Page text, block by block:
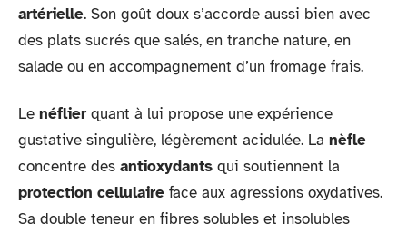
artérielle. Son goût doux s’accorde aussi bien avec
des plats sucrés que salés, en tranche nature, en
salade ou en accompagnement d’un fromage frais.
Le néflier quant à lui propose une expérience
gustative singulière, légèrement acidulée. La nèfle
concentre des antioxydants qui soutiennent la
protection cellulaire face aux agressions oxydatives.
Sa double teneur en fibres solubles et insolubles